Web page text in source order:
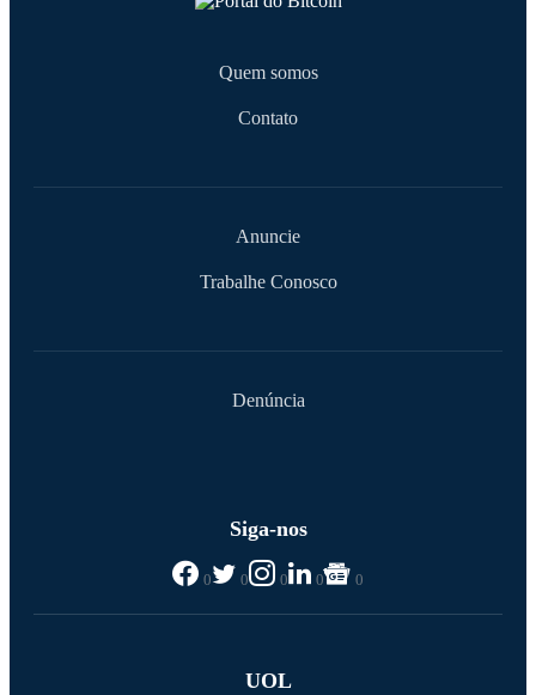
Quem somos
Contato
Anuncie
Trabalhe Conosco
Denúncia
Siga-nos
0 0 0 0 0
UOL